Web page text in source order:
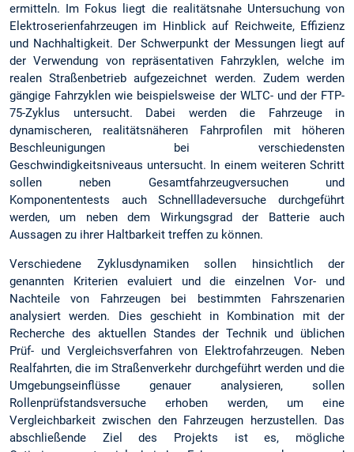
ermitteln. Im Fokus liegt die realitätsnahe Untersuchung von
Elektroserienfahrzeugen im Hinblick auf Reichweite, Effizienz
und Nachhaltigkeit. Der Schwerpunkt der Messungen liegt auf
der Verwendung von repräsentativen Fahrzyklen, welche im
realen Straßenbetrieb aufgezeichnet werden. Zudem werden
gängige Fahrzyklen wie beispielsweise der WLTC- und der FTP-
75-Zyklus untersucht. Dabei werden die Fahrzeuge in
dynamischeren, realitätsnäheren Fahrprofilen mit höheren
Beschleunigungen bei verschiedensten
Geschwindigkeitsniveaus untersucht. In einem weiteren Schritt
sollen neben Gesamtfahrzeugversuchen und
Komponententests auch Schnellladeversuche durchgeführt
werden, um neben dem Wirkungsgrad der Batterie auch
Aussagen zu ihrer Haltbarkeit treffen zu können.
Verschiedene Zyklusdynamiken sollen hinsichtlich der
genannten Kriterien evaluiert und die einzelnen Vor- und
Nachteile von Fahrzeugen bei bestimmten Fahrszenarien
analysiert werden. Dies geschieht in Kombination mit der
Recherche des aktuellen Standes der Technik und üblichen
Prüf- und Vergleichsverfahren von Elektrofahrzeugen. Neben
Realfahrten, die im Straßenverkehr durchgeführt werden und die
Umgebungseinflüsse genauer analysieren, sollen
Rollenprüfstandsversuche erhoben werden, um eine
Vergleichbarkeit zwischen den Fahrzeugen herzustellen. Das
abschließende Ziel des Projekts ist es, mögliche